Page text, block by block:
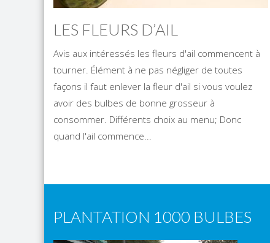
LES FLEURS D’AIL
Avis aux intéressés les fleurs d'ail commencent à
tourner. Élément à ne pas négliger de toutes
façons il faut enlever la fleur d'ail si vous voulez
avoir des bulbes de bonne grosseur à
consommer. Différents choix au menu; Donc
quand l'ail commence...
PLANTATION 1000 BULBES